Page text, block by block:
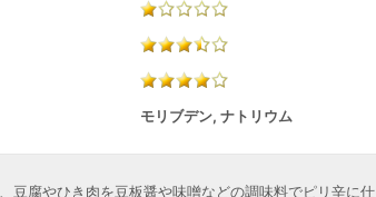
モリブデン, ナトリウム
豆腐やひき肉を豆板醤や味噌などの調味料でピリ辛に仕